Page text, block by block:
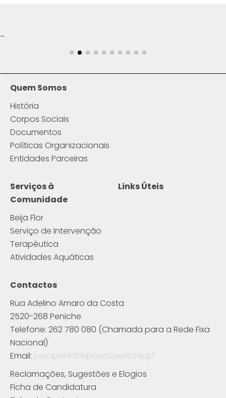
Quem Somos
História
Corpos Sociais
Documentos
Políticas Organizacionais
Entidades Parceiras
Serviços à
Comunidade
Beija Flor
Serviço de Intervenção
Terapêutica
Atividades Aquáticas
Links Úteis
Contactos
Rua Adelino Amaro da Costa
2520-268 Peniche
Telefone: 262 780 080 (Chamada para a Rede Fixa
Nacional)
Email: cercipeniche@cercipeniche.pt
Reclamações, Sugestões e Elogios
Ficha de Candidatura